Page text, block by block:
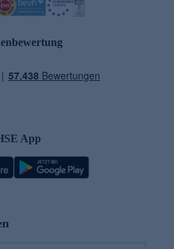
App